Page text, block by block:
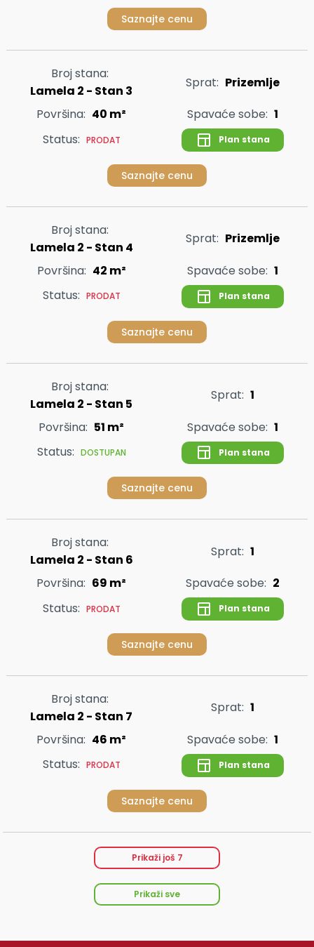
Saznajte cenu
Broj stana:
Lamela 2 - Stan 3
Sprat: Prizemlje
Površina: 40 m² Spavaće sobe: 1
Status: PRODAT Plan stana
Saznajte cenu
Broj stana:
Lamela 2 - Stan 4
Sprat: Prizemlje
Površina: 42 m² Spavaće sobe: 1
Status: PRODAT Plan stana
Saznajte cenu
Broj stana:
Lamela 2 - Stan 5
Sprat: 1
Površina: 51 m² Spavaće sobe: 1
Status: DOSTUPAN Plan stana
Saznajte cenu
Broj stana:
Lamela 2 - Stan 6
Sprat: 1
Površina: 69 m² Spavaće sobe: 2
Status: PRODAT Plan stana
Saznajte cenu
Broj stana:
Lamela 2 - Stan 7
Sprat: 1
Površina: 46 m² Spavaće sobe: 1
Status: PRODAT Plan stana
Saznajte cenu
Prikaži još 7
Prikaži sve